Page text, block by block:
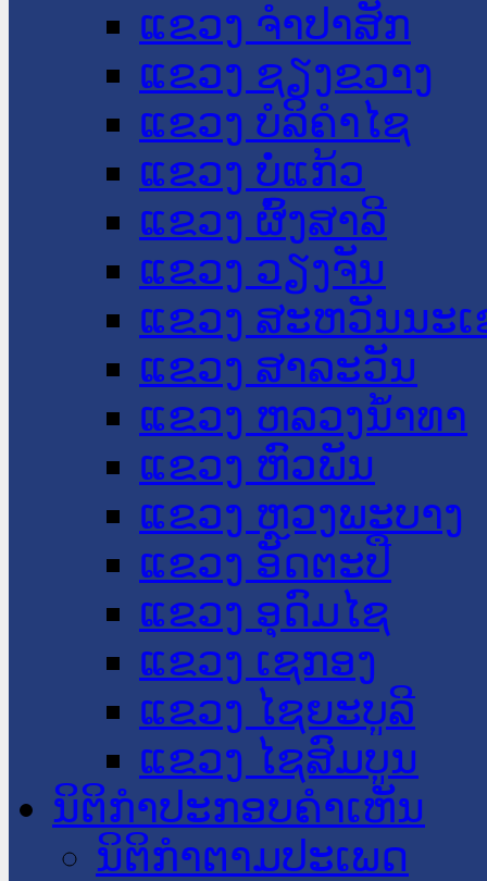
ແຂວງ ຈໍາປາສັກ
ແຂວງ ຊຽງຂວາງ
ແຂວງ ບໍລິຄໍາໄຊ
ແຂວງ ບໍ່ແກ້ວ
ແຂວງ ຜົ້ງສາລີ
ແຂວງ ວຽງຈັນ
ແຂວງ ສະຫວັນນະ
ແຂວງ ສາລະວັນ
ແຂວງ ຫລວງນໍ້າທາ
ແຂວງ ຫົວພັນ
ແຂວງ ຫຼວງພະບາງ
ແຂວງ ອັດຕະປື
ແຂວງ ອຸດົມໄຊ
ແຂວງ ເຊກອງ
ແຂວງ ໄຊຍະບູລີ
ແຂວງ ໄຊສົມບູນ
ນິຕິກໍາປະກອບຄໍາເຫັນ
ນິຕິກໍາຕາມປະເພດ